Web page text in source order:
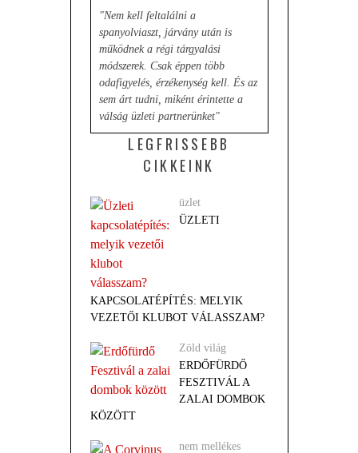
"Nem kell feltalálni a
spanyolviaszt, járvány után is
működnek a régi tárgyalási
módszerek. Csak éppen több
odafigyelés, érzékenység kell. És az
sem árt tudni, miként érintette a
válság üzleti partnerünket"
LEGFRISSEBB
CIKKEINK
üzlet
ÜZLETI
KAPCSOLATÉPÍTÉS: MELYIK
VEZETŐI KLUBOT VÁLASSZAM?
Zöld világ
ERDŐFÜRDŐ
FESZTIVÁL A
ZALAI DOMBOK
KÖZÖTT
nem mellékes